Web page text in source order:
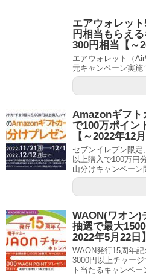
エアウォレッ
円相当もらえ
300円相当【～
エアウォレット（
元キャンペーン実施
Amazonギフト
で100万ポイン
【～2022年12
セブンイレブン限定
以上購入で100万円
山分けキャンペーン
WAON(ワオン)
抽選で最大
2022年5月22日】
WAON発行15周年
3000円以上チャー
ト当たるキャンペー